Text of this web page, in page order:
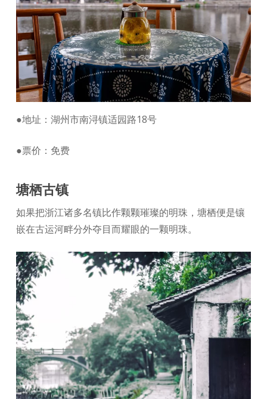
●地址：湖州市南浔镇适园路18号
●票价：免费
塘栖古镇
如果把浙江诸多名镇比作颗颗璀璨的明珠，塘栖便是镶
嵌在古运河畔分外夺目而耀眼的一颗明珠。